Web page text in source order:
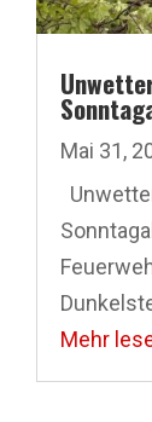
Mai 31,
Mehr